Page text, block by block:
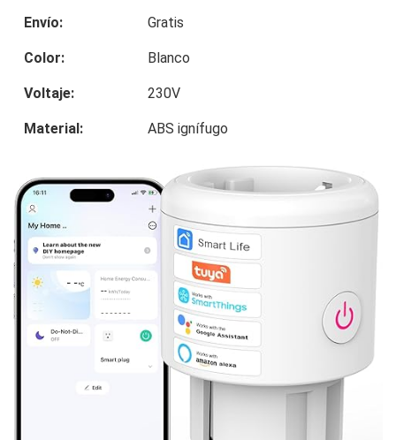
Envío: Gratis
Color: Blanco
Voltaje: 230V
Material: ABS ignífugo